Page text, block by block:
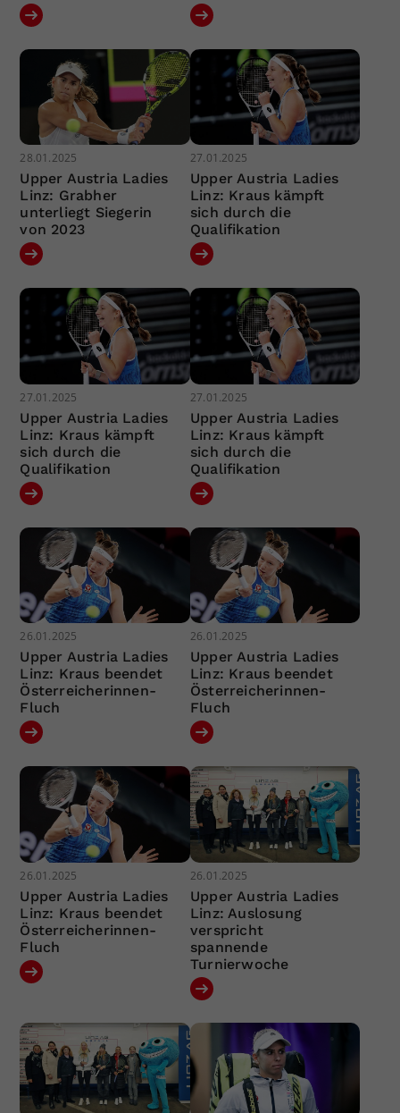
28.01.2025
Upper Austria Ladies
Linz: Grabher
unterliegt Siegerin
von 2023
27.01.2025
Upper Austria Ladies
Linz: Kraus kämpft
sich durch die
Qualifikation
27.01.2025
Upper Austria Ladies
Linz: Kraus kämpft
sich durch die
Qualifikation
27.01.2025
Upper Austria Ladies
Linz: Kraus kämpft
sich durch die
Qualifikation
26.01.2025
Upper Austria Ladies
Linz: Kraus beendet
Österreicherinnen-
Fluch
26.01.2025
Upper Austria Ladies
Linz: Kraus beendet
Österreicherinnen-
Fluch
26.01.2025
Upper Austria Ladies
Linz: Kraus beendet
Österreicherinnen-
Fluch
26.01.2025
Upper Austria Ladies
Linz: Auslosung
verspricht
spannende
Turnierwoche